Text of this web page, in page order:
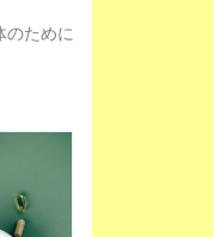
のために